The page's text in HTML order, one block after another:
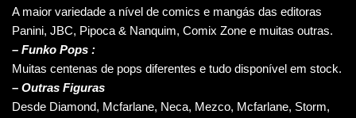
A maior variedade a nível de comics e mangás das editoras
Panini, JBC, Pipoca & Nanquim, Comix Zone e muitas outras.
– Funko Pops :
Muitas centenas de pops diferentes e tudo disponível em stock.
– Outras Figuras
Desde Diamond, Mcfarlane, Neca, Mezco, Mcfarlane, Storm,